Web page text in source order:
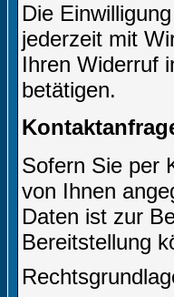
Die
jederzeit mit
Ihren Widerruf
betätigen.
Sofern Sie per
von Ihnen
Daten ist zur
Bereitstellung